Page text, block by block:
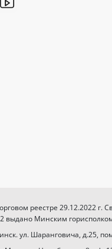
реестре 29.12.2022 г.
выдано Минским
ул. Шаранговича, д.25,